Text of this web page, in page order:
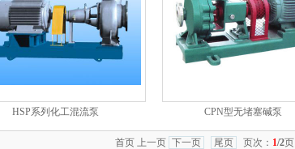
HSP系列化工混流泵 CPN型无堵塞碱泵
首页 上一页 下一页 尾页 页次： 1/2页